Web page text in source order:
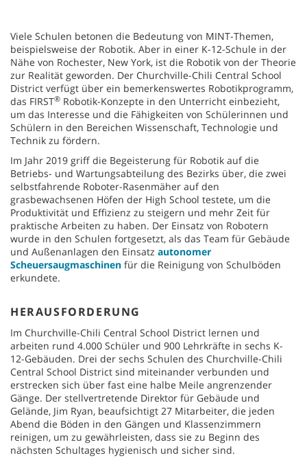
Viele Schulen betonen die Bedeutung von MINT-Themen,
beispielsweise der Robotik. Aber in einer K-12-Schule in der
Nähe von Rochester, New York, ist die Robotik von der Theorie
zur Realität geworden. Der Churchville-Chili Central School
District verfügt über ein bemerkenswertes Robotikprogramm,
das FIRST® Robotik-Konzepte in den Unterricht einbezieht,
um das Interesse und die Fähigkeiten von Schülerinnen und
Schülern in den Bereichen Wissenschaft, Technologie und
Technik zu fördern.
Im Jahr 2019 griff die Begeisterung für Robotik auf die
Betriebs- und Wartungsabteilung des Bezirks über, die zwei
selbstfahrende Roboter-Rasenmäher auf den
grasbewachsenen Höfen der High School testete, um die
Produktivität und Effizienz zu steigern und mehr Zeit für
praktische Arbeiten zu haben. Der Einsatz von Robotern
wurde in den Schulen fortgesetzt, als das Team für Gebäude
und Außenanlagen den Einsatz autonomer
Scheuersaugmaschinen für die Reinigung von Schulböden
erkundete.
HERAUSFORDERUNG
Im Churchville-Chili Central School District lernen und
arbeiten rund 4.000 Schüler und 900 Lehrkräfte in sechs K-
12-Gebäuden. Drei der sechs Schulen des Churchville-Chili
Central School District sind miteinander verbunden und
erstrecken sich über fast eine halbe Meile angrenzender
Gänge. Der stellvertretende Direktor für Gebäude und
Gelände, Jim Ryan, beaufsichtigt 27 Mitarbeiter, die jeden
Abend die Böden in den Gängen und Klassenzimmern
reinigen, um zu gewährleisten, dass sie zu Beginn des
nächsten Schultages hygienisch und sicher sind.